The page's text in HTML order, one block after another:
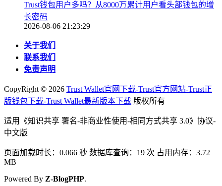
Trust钱包用户多吗？从8000万累计用户看头部钱包的增
长密码
2026-08-06 21:23:29
关于我们
联系我们
免责声明
CopyRight © 2026 Trust Wallet官网下载-Trust官方网站-Trust正
版钱包下载-Trust Wallet最新版本下载 版权所有
适用《知识共享 署名-非商业性使用-相同方式共享 3.0》协议-
中文版
页面加载时长：0.066 秒 数据库查询：19 次 占用内存：3.72
MB
Powered By Z-BlogPHP.